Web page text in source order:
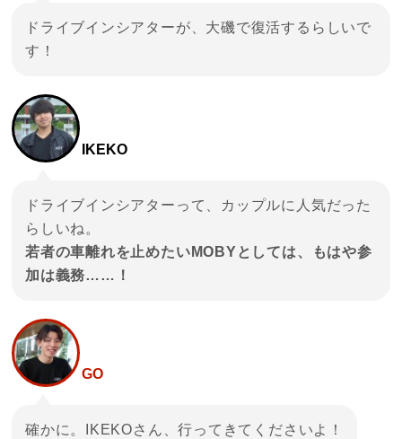
ドライブインシアターが、大磯で復活するらしいで
す！
IKEKO
ドライブインシアターって、カップルに人気だった
らしいね。
若者の車離れを止めたいMOBYとしては、もはや参
加は義務……！
GO
確かに。IKEKOさん、行ってきてくださいよ！